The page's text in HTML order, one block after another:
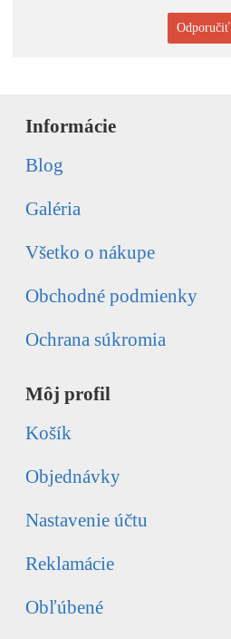
Odporučiť
Informácie
Blog
Galéria
Všetko o nákupe
Obchodné podmienky
Ochrana súkromia
Môj profil
Košík
Objednávky
Nastavenie účtu
Reklamácie
Obľúbené